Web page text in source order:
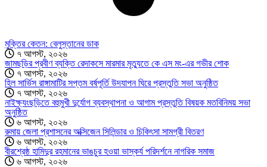
মুক্তির কেতন: বেলুস্তানের ডাক
৭ আগস্ট, ২০২৬
জামছড়ির প্রবীণ ব্যক্তি রেদাকসে মারমার মৃত্যুতে কে এস মং-এর গভীর শোক
৭ আগস্ট, ২০২৬
হিল সার্ভিস রাঙ্গামাটির সপ্তম বর্ষপূর্তি উদযাপন ঘিরে প্রস্তুতি সভা অনুষ্ঠিত
৭ আগস্ট, ২০২৬
নাইক্ষ্যংছড়িতে বহুমুখী দুর্যোগ ব্যবস্থাপনা ও আগাম প্রস্তুতি বিষয়ক মতবিনিময় সভা
অনুষ্ঠিত
৬ আগস্ট, ২০২৬
রুমায় জেলা প্রশাসনের অক্সিজেন সিলিন্ডার ও চিকিৎসা সামগ্রী বিতরণ
৬ আগস্ট, ২০২৬
বীরশ্রেষ্ঠ হামিদুর রহমানের ভাঙচুর হওয়া ভাস্কর্য পরিদর্শনে নাগরিক সমাজ
৬ আগস্ট, ২০২৬